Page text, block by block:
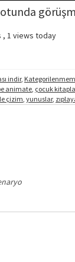
, 1 views today
indir,
animate, çocuk
çizim, yunuslar,